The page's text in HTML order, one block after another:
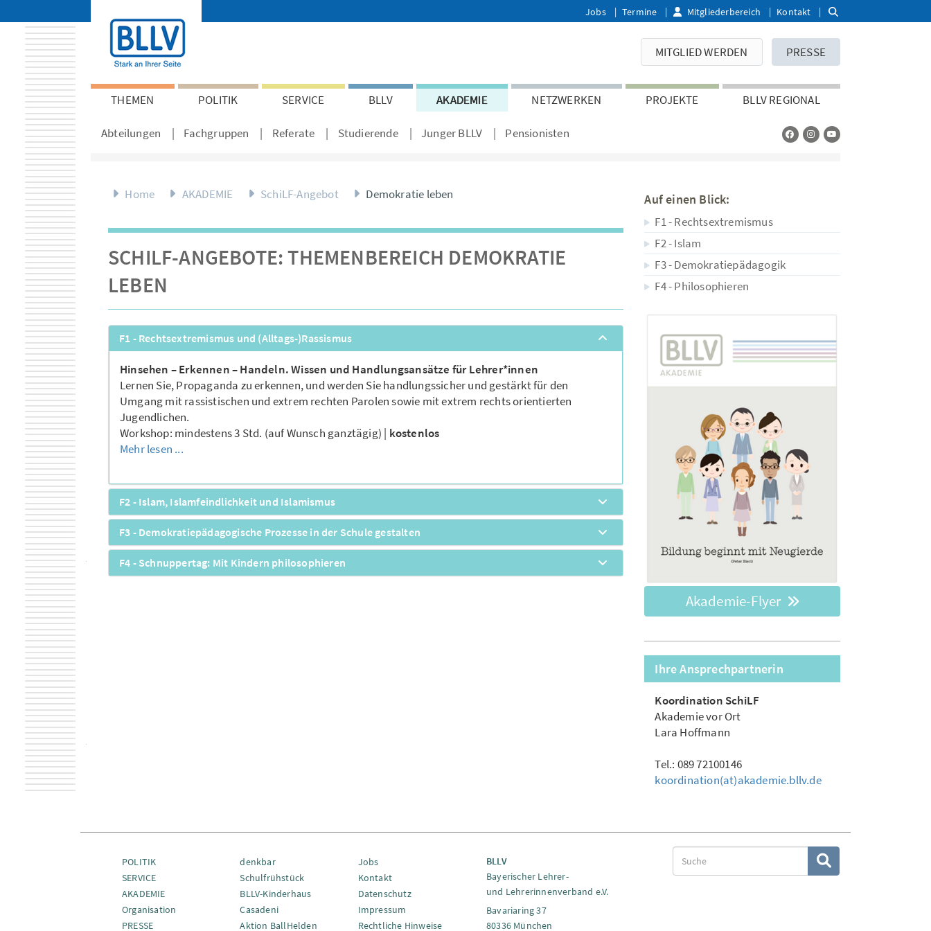
Jobs Termine Mitgliederbereich Kontakt
MITGLIED WERDEN PRESSE
THEMEN POLITIK SERVICE BLLV AKADEMIE NETZWERKEN PROJEKTE BLLV REGIONAL
Abteilungen Fachgruppen Referate Studierende Junger BLLV Pensionisten
Home AKADEMIE SchiLF-Angebot Demokratie leben
SCHILF-ANGEBOTE: THEMENBEREICH DEMOKRATIE
LEBEN
F1 - Rechtsextremismus und (Alltags-)Rassismus
Hinsehen – Erkennen – Handeln. Wissen und Handlungsansätze für Lehrer*innen
Lernen Sie, Propaganda zu erkennen, und werden Sie handlungssicher und gestärkt für den
Umgang mit rassistischen und extrem rechten Parolen sowie mit extrem rechts orientierten
Jugendlichen.
Workshop: mindestens 3 Std. (auf Wunsch ganztägig) | kostenlos
Mehr lesen ...
F2 - Islam, Islamfeindlichkeit und Islamismus
F3 - Demokratiepädagogische Prozesse in der Schule gestalten
F4 - Schnuppertag: Mit Kindern philosophieren
Auf einen Blick:
F1 - Rechtsextremismus
F2 - Islam
F3 - Demokratiepädagogik
F4 - Philosophieren
Akademie-Flyer
Ihre Ansprechpartnerin
Koordination SchiLF
Akademie vor Ort
Lara Hoffmann
Tel.: 089 72100146
koordination(at)akademie.bllv.de
POLITIK
SERVICE
AKADEMIE
Organisation
PRESSE
denkbar
Schulfrühstück
BLLV-Kinderhaus
Casadeni
Aktion BallHelden
Jobs
Kontakt
Datenschutz
Impressum
Rechtliche Hinweise
BLLV
Bayerischer Lehrer-
und Lehrerinnenverband e.V.
Bavariaring 37
80336 München